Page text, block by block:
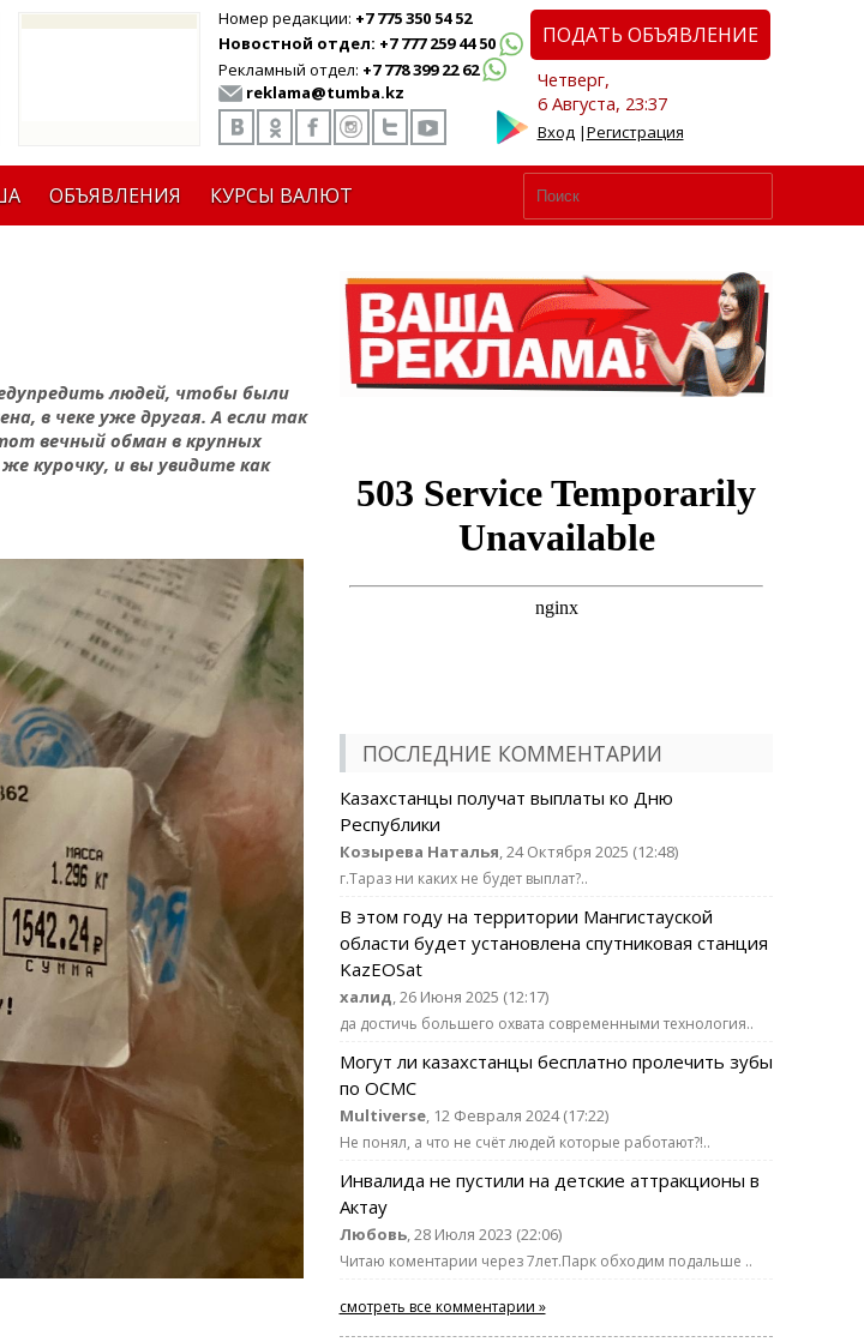
Номер редакции: +7 775 350 54 52
Новостной отдел: +7 777 259 44 50
Рекламный отдел: +7 778 399 22 62
reklama@tumba.kz
ПОДАТЬ ОБЪЯВЛЕНИЕ
Четверг,
6 Августа, 23:37
Вход|Регистрация
ОБЪЯВЛЕНИЯ КУРСЫ ВАЛЮТ
людей, чтобы были
в чеке уже другая. А если так
вечный обман в крупных
курочку, и вы увидите как
ПОСЛЕДНИЕ КОММЕНТАРИИ
Казахстанцы получат выплаты ко Дню
Республики
Козырева Наталья, 24 Октября 2025 (12:48)
г.Тараз ни каких не будет выплат?..
В этом году на территории Мангистауской
области будет установлена спутниковая станция
KazEOSat
халид, 26 Июня 2025 (12:17)
да достичь большего охвата современными технология..
Могут ли казахстанцы бесплатно пролечить зубы
по ОСМС
Multiverse, 12 Февраля 2024 (17:22)
Не понял, а что не счёт людей которые работают?!..
Инвалида не пустили на детские аттракционы в
Актау
Любовь, 28 Июля 2023 (22:06)
Читаю коментарии через 7лет.Парк обходим подальше ..
смотреть все комментарии »